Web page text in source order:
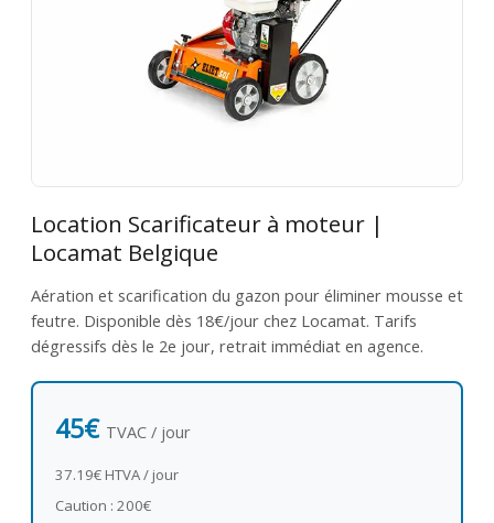
Location Scarificateur à moteur |
Locamat Belgique
Aération et scarification du gazon pour éliminer mousse et
feutre. Disponible dès 18€/jour chez Locamat. Tarifs
dégressifs dès le 2e jour, retrait immédiat en agence.
45€ TVAC / jour
37.19€ HTVA / jour
Caution : 200€